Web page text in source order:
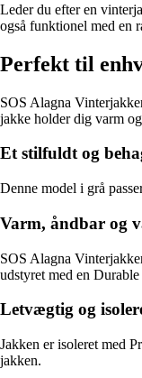
Leder du efter en
også funktionel med en
Perfekt til
SOS Alagna
jakke holder dig varm
Et stilfuldt og
Denne model i grå
Varm, åndbar og
SOS Alagna
udstyret med en
Letvægtig og
Jakken er isoleret med
jakken.